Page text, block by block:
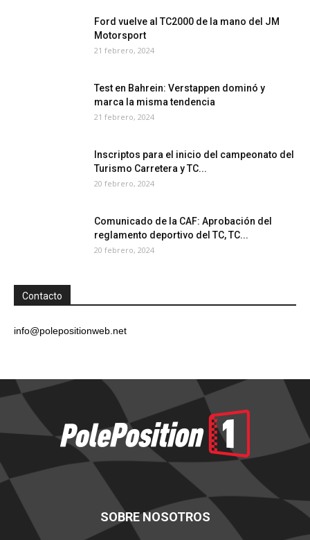
Ford vuelve al TC2000 de la mano del JM
Motorsport
21 febrero, 2024
Test en Bahrein: Verstappen dominó y
marca la misma tendencia
21 febrero, 2024
Inscriptos para el inicio del campeonato del
Turismo Carretera y TC...
20 febrero, 2024
Comunicado de la CAF: Aprobación del
reglamento deportivo del TC, TC...
20 febrero, 2024
Contacto
info@polepositionweb.net
SOBRE NOSOTROS